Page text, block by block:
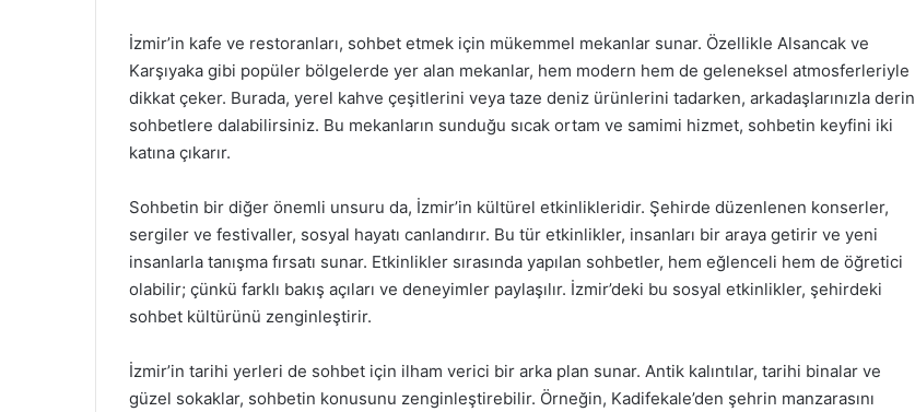
İzmir’in kafe ve restoranları, sohbet etmek için mükemmel mekanlar sunar. Özellikle Alsancak ve
Karşıyaka gibi popüler bölgelerde yer alan mekanlar, hem modern hem de geleneksel atmosferleriyle
dikkat çeker. Burada, yerel kahve çeşitlerini veya taze deniz ürünlerini tadarken, arkadaşlarınızla derin
sohbetlere dalabilirsiniz. Bu mekanların sunduğu sıcak ortam ve samimi hizmet, sohbetin keyfini iki
katına çıkarır.
Sohbetin bir diğer önemli unsuru da, İzmir’in kültürel etkinlikleridir. Şehirde düzenlenen konserler,
sergiler ve festivaller, sosyal hayatı canlandırır. Bu tür etkinlikler, insanları bir araya getirir ve yeni
insanlarla tanışma fırsatı sunar. Etkinlikler sırasında yapılan sohbetler, hem eğlenceli hem de öğretici
olabilir; çünkü farklı bakış açıları ve deneyimler paylaşılır. İzmir’deki bu sosyal etkinlikler, şehirdeki
sohbet kültürünü zenginleştirir.
İzmir’in tarihi yerleri de sohbet için ilham verici bir arka plan sunar. Antik kalıntılar, tarihi binalar ve
güzel sokaklar, sohbetin konusunu zenginleştirebilir. Örneğin, Kadifekale’den şehrin manzarasını